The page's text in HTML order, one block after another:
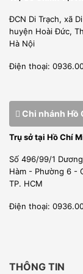
1. SẢN
CO, CQ RÕ
Vũ Gia phát –
Chúng tôi có
Kỹ sư của
cấp phép đủ
của hãng.
ĐCN Di Trạch, xã
huyện Hoài Đức,
Hà Nội
Điện thoại:
Chi nhánh Hồ
Trụ sở tại Hồ Chí
Số 496/99/1
Hàm - Phường 6 -
TP. HCM
Điện thoại:
THÔNG TIN